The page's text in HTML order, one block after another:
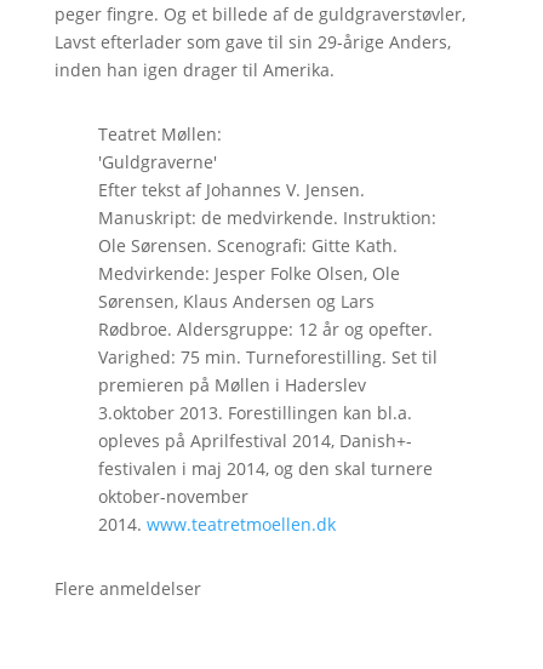
peger fingre. Og et billede af de guldgraverstøvler,
Lavst efterlader som gave til sin 29-årige Anders,
inden han igen drager til Amerika.
Teatret Møllen:
'Guldgraverne'
Efter tekst af Johannes V. Jensen.
Manuskript: de medvirkende. Instruktion:
Ole Sørensen. Scenografi: Gitte Kath.
Medvirkende: Jesper Folke Olsen, Ole
Sørensen, Klaus Andersen og Lars
Rødbroe. Aldersgruppe: 12 år og opefter.
Varighed: 75 min. Turneforestilling. Set til
premieren på Møllen i Haderslev
3.oktober 2013. Forestillingen kan bl.a.
opleves på Aprilfestival 2014, Danish+-
festivalen i maj 2014, og den skal turnere
oktober-november
2014. www.teatretmoellen.dk
Flere anmeldelser